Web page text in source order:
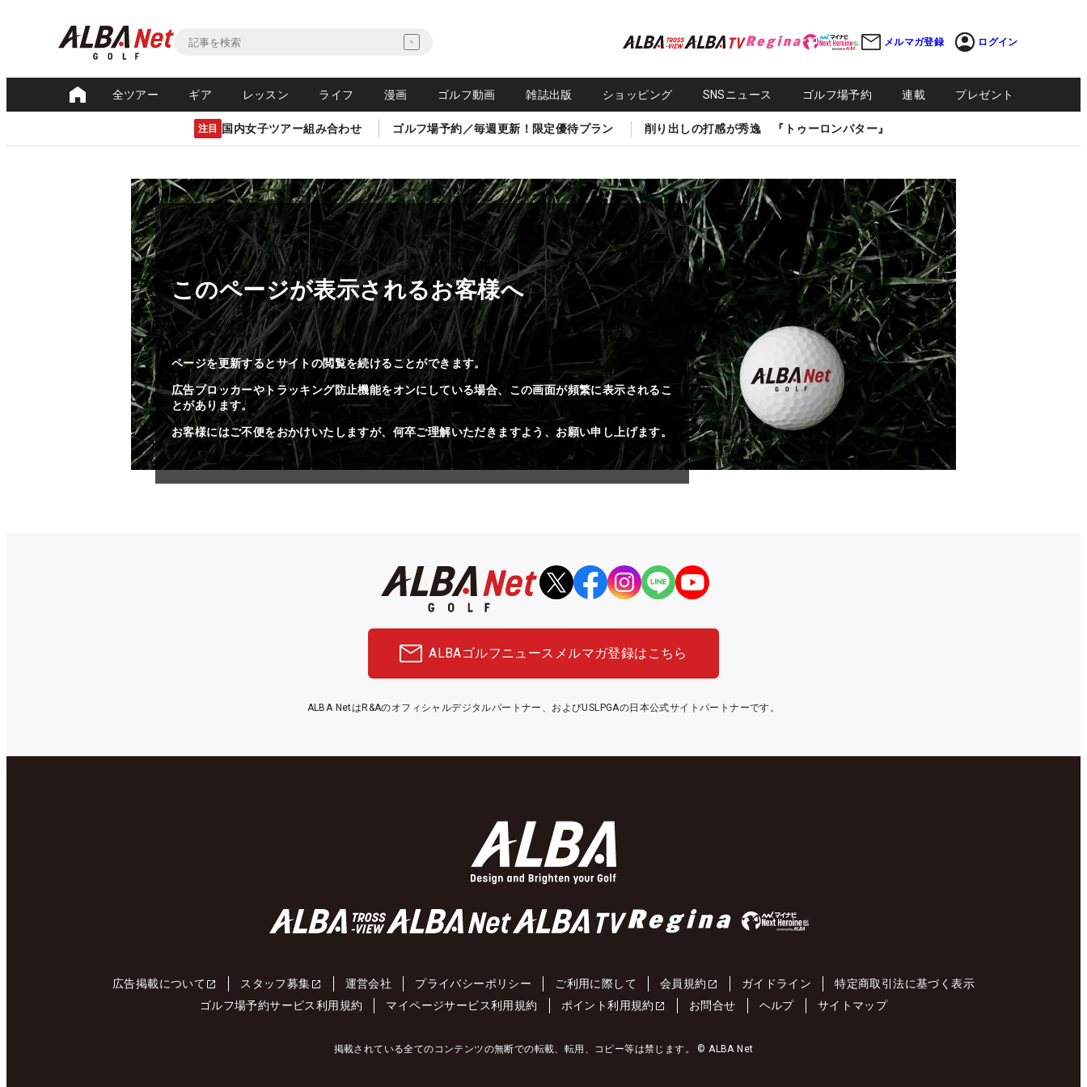
メルマガ登録 ログイン
全ツアー ギア レッスン ライフ 漫画 ゴルフ動画 雑誌出版 ショッピング SNSニュース ゴルフ場予約 連載 プレゼント
注目 国内女子ツアー組み合わせ ゴルフ場予約／毎週更新！限定優待プラン 削り出しの打感が秀逸 『トゥーロンパター』
このページが表示されるお客様へ
ページを更新するとサイトの閲覧を続けることができます。
広告ブロッカーやトラッキング防止機能をオンにしている場合、この画面が頻繁に表示されるこ
とがあります。
お客様にはご不便をおかけいたしますが、何卒ご理解いただきますよう、お願い申し上げます。
ALBAゴルフニュース メルマガ登録はこちら
ALBA NetはR&Aのオフィシャルデジタルパートナー、およびUSLPGAの日本公式サイトパートナーです。
広告掲載について スタッフ募集 運営会社 プライバシーポリシー ご利用に際して 会員規約 ガイドライン
特定商取引法に基づく表示
ゴルフ場予約サービス利用規約
マイページサービス利用規約 ポイント利用規約 お問合せ ヘルプ サイトマップ
掲載されている全てのコンテンツの無断での転載、転用、コピー等は禁じます。 © ALBA Net